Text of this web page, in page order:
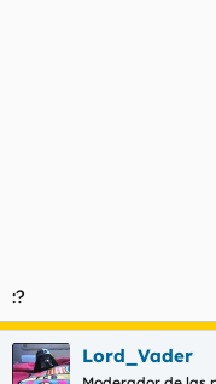
:?
Lord_Vader